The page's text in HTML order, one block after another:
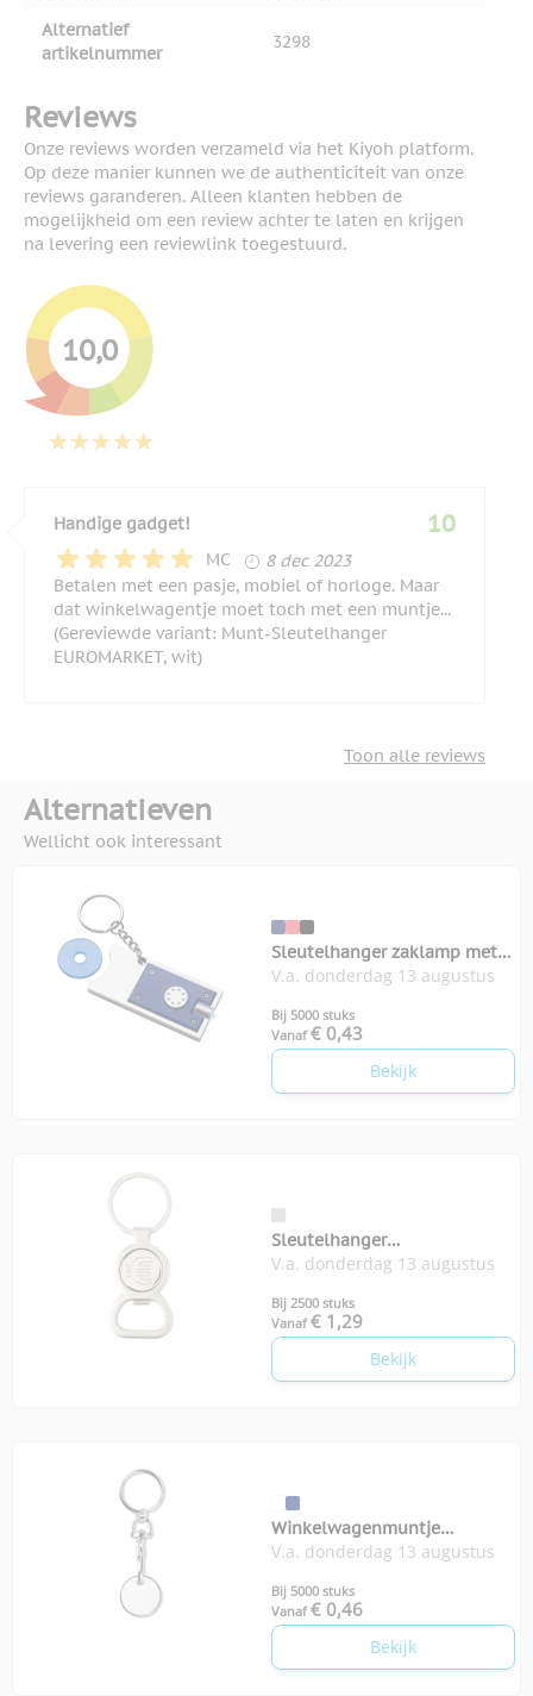
Alternatief
artikelnummer
3298
Reviews
Onze reviews worden verzameld via het Kiyoh platform.
Op deze manier kunnen we de authenticiteit van onze
reviews garanderen. Alleen klanten hebben de
mogelijkheid om een review achter te laten en krijgen
na levering een reviewlink toegestuurd.
10,0
Handige gadget!
MC
8 december 2023
8 dec 2023
10
Betalen met een pasje, mobiel of horloge. Maar
dat winkelwagentje moet toch met een muntje...
(Gereviewde variant: Munt-Sleutelhanger
EUROMARKET, wit)
Toon alle reviews
Alternatieven
Wellicht ook interessant
Sleutelhanger zaklamp met
winkelwagenmunt
V.a. donderdag 13 augustus
Bij 5000 stuks
Vanaf € 0,43
Bekijk
Sleutelhanger
Winkelwagenmunt
V.a. donderdag 13 augustus
Bij 2500 stuks
Vanaf € 1,29
Bekijk
Winkelwagenmuntje
Tokenring
V.a. donderdag 13 augustus
Bij 5000 stuks
Vanaf € 0,46
Bekijk